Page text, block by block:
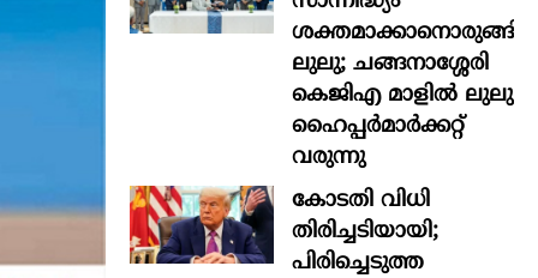
ശക്തമാക്കാനൊരുങ്ങി
ലുലു; ചങ്ങനാശ്ശേരി
കെജിഎ മാളിൽ ലുലു
ഹൈപ്പർമാർക്കറ്റ്
വരുന്നു
കോടതി വിധി
തിരിച്ചടിയായി;
പിരിച്ചെടുത്ത